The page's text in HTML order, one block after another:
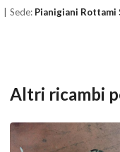
Sede: Pianigiani Rottami
Altri ricambi